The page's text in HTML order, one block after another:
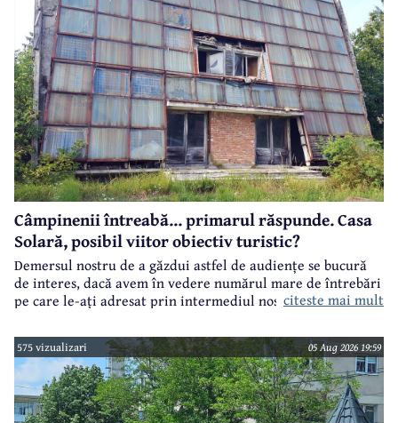
Câmpinenii întreabă... primarul răspunde. Casa
Solară, posibil viitor obiectiv turistic?
Demersul nostru de a găzdui astfel de audiențe se bucură
de interes, dacă avem în vedere numărul mare de întrebări
pe care le-ați adresat prin intermediul nostru primarului
citeste mai mult
575 vizualizari 05 Aug 2026 19:59